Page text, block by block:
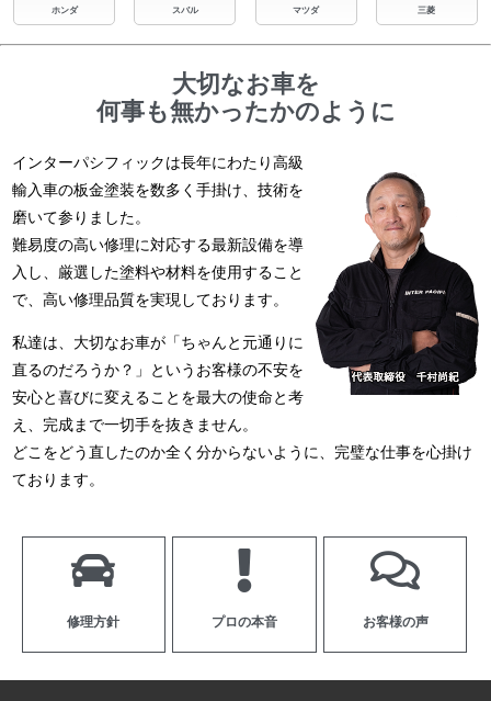
ホンダ スバル マツダ 三菱
大切なお車を
何事も無かったかのように
インターパシフィックは長年にわたり高級
輸入車の板金塗装を数多く手掛け、技術を
磨いて参りました。
難易度の高い修理に対応する最新設備を導
入し、厳選した塗料や材料を使用すること
で、高い修理品質を実現しております。
私達は、大切なお車が「ちゃんと元通りに
直るのだろうか？」というお客様の不安を
安心と喜びに変えることを最大の使命と考
え、完成まで一切手を抜きません。
どこをどう直したのか全く分からないように、完璧な仕事を心掛け
ております。
修理方針 プロの本音 お客様の声